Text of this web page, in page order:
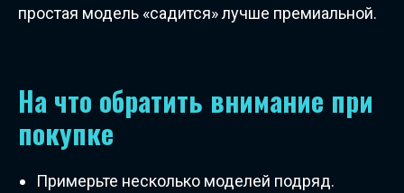
простая модель «садится» лучше премиальной.
На что обратить внимание при
покупке
Примерьте несколько моделей подряд.